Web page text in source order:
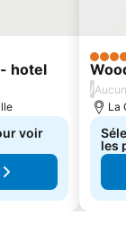
hotel
voir
5
/
La
les